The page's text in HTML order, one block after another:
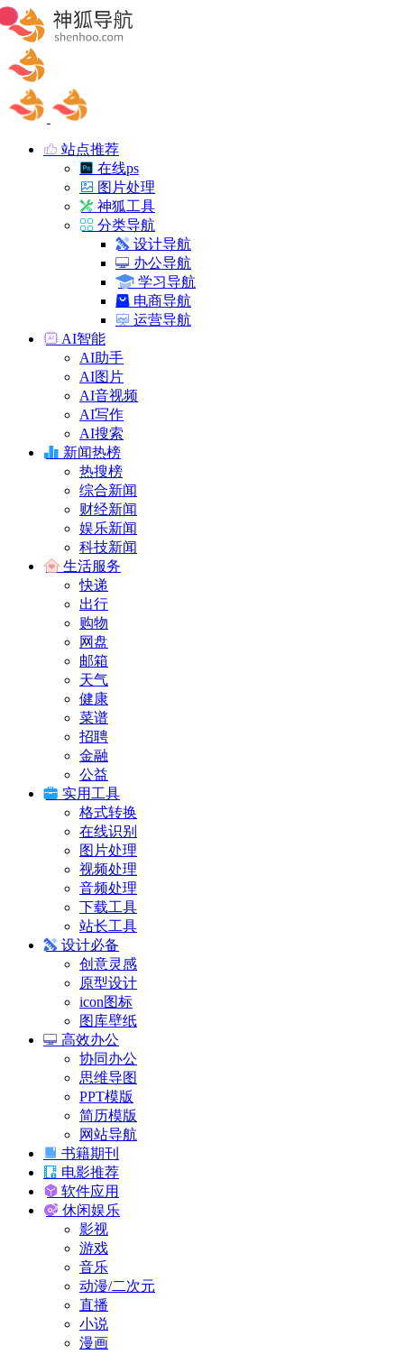
站点推荐
在线ps
图片处理
神狐工具
分类导航
设计导航
办公导航
学习导航
电商导航
运营导航
AI智能
AI助手
AI图片
AI音视频
AI写作
AI搜索
新闻热榜
热搜榜
综合新闻
财经新闻
娱乐新闻
科技新闻
生活服务
快递
出行
购物
网盘
邮箱
天气
健康
菜谱
招聘
金融
公益
实用工具
格式转换
在线识别
图片处理
视频处理
音频处理
下载工具
站长工具
设计必备
创意灵感
原型设计
icon图标
图库壁纸
高效办公
协同办公
思维导图
PPT模版
简历模版
网站导航
书籍期刊
电影推荐
软件应用
休闲娱乐
影视
游戏
音乐
动漫/二次元
直播
小说
漫画